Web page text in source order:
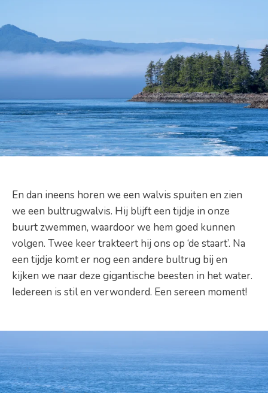
En dan ineens horen we een walvis spuiten en zien
we een bultrugwalvis. Hij blijft een tijdje in onze
buurt zwemmen, waardoor we hem goed kunnen
volgen. Twee keer trakteert hij ons op ‘de staart’. Na
een tijdje komt er nog een andere bultrug bij en
kijken we naar deze gigantische beesten in het water.
Iedereen is stil en verwonderd. Een sereen moment!